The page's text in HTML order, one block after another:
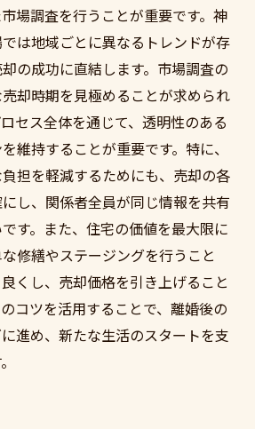
場調査を行うことが重要です。神
は地域ごとに異なるトレンドが存
の成功に直結します。市場調査の
却時期を見極めることが求められ
セス全体を通じて、透明性のある
維持することが重要です。特に、
担を軽減するためにも、売却の各
し、関係者全員が同じ情報を共有
す。また、住宅の価値を最大限に
修繕やステージングを行うこと
くし、売却価格を引き上げること
コツを活用することで、離婚後の
進め、新たな生活のスタートを支